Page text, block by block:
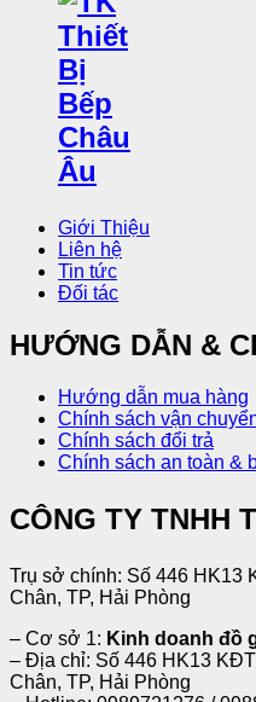
Giới Thiệu
Liên hệ
Tin tức
Đối tác
HƯỚNG DẪN &
Hướng dẫn mua hàng
Chính sách vận
Chính sách đổi trả
Chính sách an toàn &
CÔNG TY TNHH
Trụ sở chính: Số 446 HK13
Chân, TP, Hải Phòng
– Cơ sở 1: Kinh doanh đồ
– Địa chỉ: Số 446 HK13
Chân, TP, Hải Phòng